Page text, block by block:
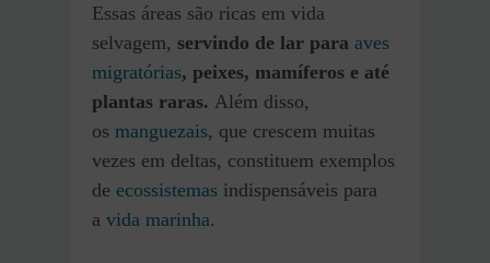
Essas áreas são ricas em vida
selvagem, servindo de lar para aves
migratórias, peixes, mamíferos e até
plantas raras. Além disso,
os manguezais, que crescem muitas
vezes em deltas, constituem exemplos
de ecossistemas indispensáveis para
a vida marinha.